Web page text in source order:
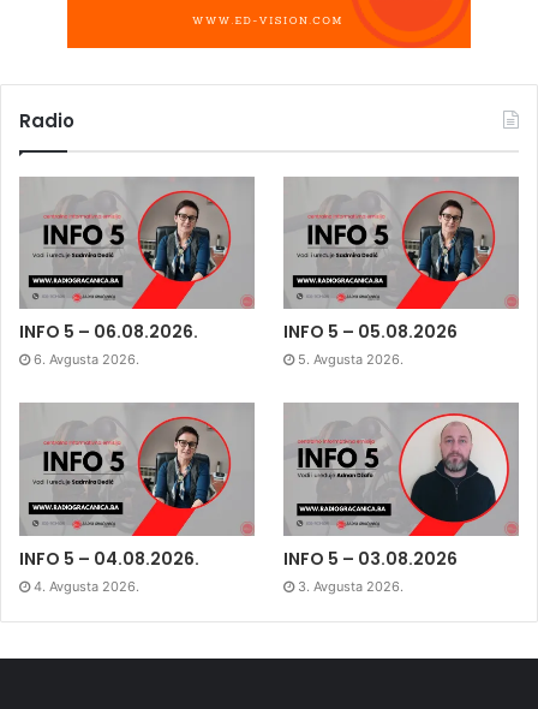
Radio
INFO 5 – 06.08.2026.
6. Avgusta 2026.
INFO 5 – 05.08.2026
5. Avgusta 2026.
INFO 5 – 04.08.2026.
4. Avgusta 2026.
INFO 5 – 03.08.2026
3. Avgusta 2026.